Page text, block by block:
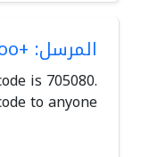
المرسل: +Badoo
is 705080.
to anyone